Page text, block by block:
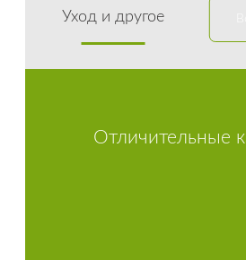
Уход и другое
Отличительные